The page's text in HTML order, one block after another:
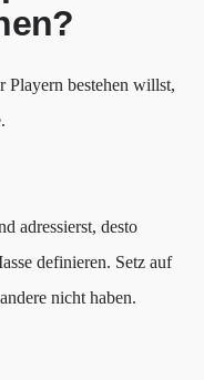
Playern bestehen willst,
adressierst, desto
definieren. Setz auf
nicht haben.